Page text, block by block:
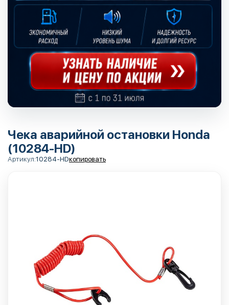
Чека аварийной остановки Honda
(10284-HD)
Артикул:10284-HDкопировать